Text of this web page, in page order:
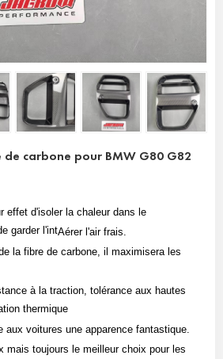
carbone pour BMW G80 G82
effet d'isoler la chaleur dans le
garder l'intAérer l'air frais.
la fibre de carbone, il maximisera les
à la traction, tolérance aux hautes
thermique
aux voitures une apparence fantastique.
mais toujours le meilleur choix pour les